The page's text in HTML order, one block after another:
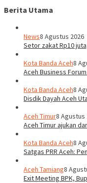
Berita Utama
News8 Agustus 2026
Setor zakat Rp10
Kota Banda Aceh8
Aceh Business
Kota Banda Aceh8
Disdik Dayah Aceh
Aceh Timur8 Agustus
Aceh Timur ajukan
Kota Banda Aceh8
Satgas PRR Aceh:
Aceh Tamiang8
Exit Meeting BPK,